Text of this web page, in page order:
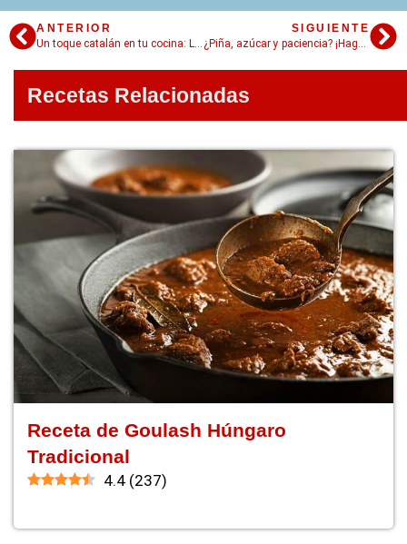
ANTERIOR
Un toque catalán en tu cocina: La salsa romesco que te enamorará
SIGUIENTE
¿Piña, azúcar y paciencia? ¡Hagamos Tepache!
Recetas Relacionadas
Receta de Goulash Húngaro
Tradicional
4.4 (237)